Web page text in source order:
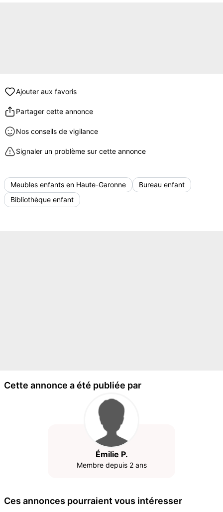
Ajouter aux favoris
Partager cette annonce
Nos conseils de vigilance
Signaler un problème sur cette annonce
Meubles enfants en Haute-Garonne
Bureau enfant
Bibliothèque enfant
Cette annonce a été publiée par
Émilie P.
Membre depuis 2 ans
Ces annonces pourraient vous intéresser